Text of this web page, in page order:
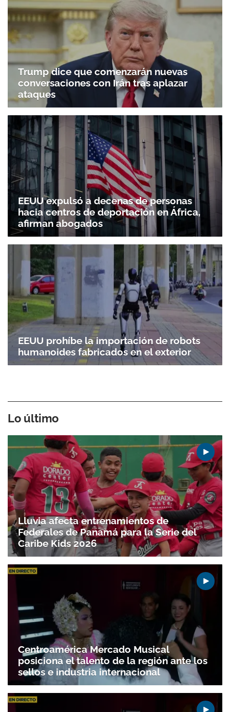
Trump dice que comenzarán nuevas
conversaciones con Irán tras aplazar
ataques
EEUU expulsó a decenas de personas
hacia centros de deportación en África,
afirman abogados
EEUU prohíbe la importación de robots
humanoides fabricados en el exterior
Lo último
Lluvia afecta entrenamientos de
Federales de Panamá para la Serie del
Caribe Kids 2026
Centroamérica Mercado Musical
posiciona el talento de la región ante los
sellos e industria internacional